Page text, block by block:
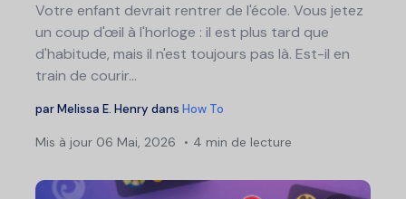
Votre enfant devrait rentrer de l'école. Vous jetez
un coup d'œil à l'horloge : il est plus tard que
d'habitude, mais il n'est toujours pas là. Est-il en
train de courir...
parMelissa E. Henry dans How To
Mis à jour 06 Mai, 2026 4 min de lecture